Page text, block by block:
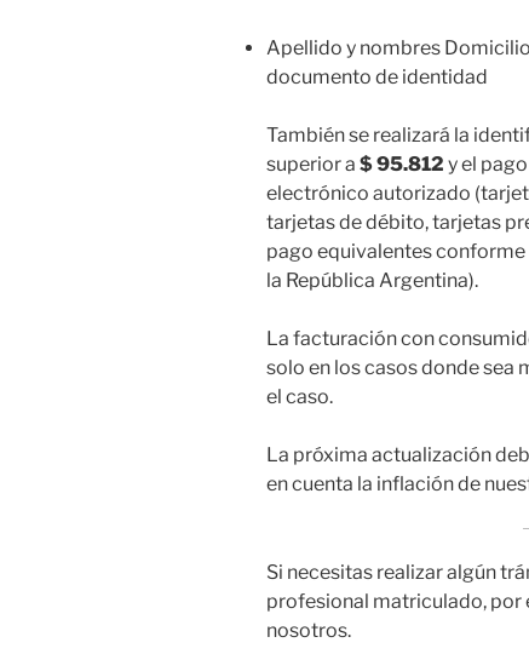
Apellido y nombres Domicilio
documento de identidad
También se realizará la
superior a $ 95.812 y el
electrónico autorizado
tarjetas de débito, tarjetas
pago equivalentes
la República Argentina).
La facturación con
solo en los casos donde sea
el caso.
La próxima actualización
en cuenta la inflación de
Si necesitas realizar algún
profesional matriculado, por
nosotros.